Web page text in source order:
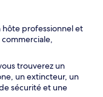
professionnel et
trouverez un
un extincteur, un
sécurité et une